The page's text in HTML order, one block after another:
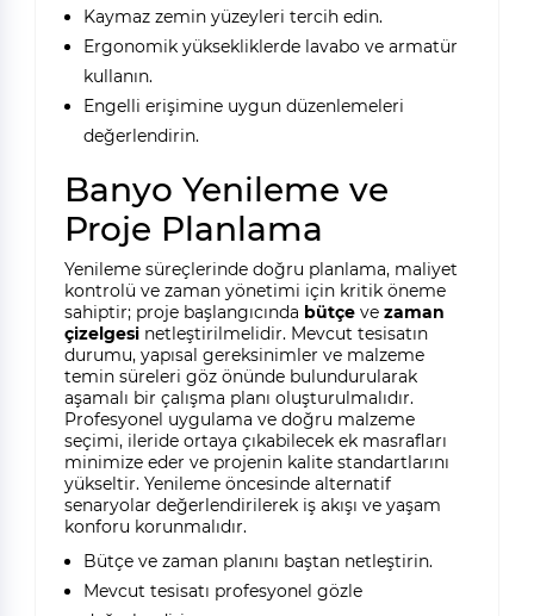
Kaymaz zemin yüzeyleri tercih edin.
Ergonomik yüksekliklerde lavabo ve armatür
kullanın.
Engelli erişimine uygun düzenlemeleri
değerlendirin.
Banyo Yenileme ve
Proje Planlama
Yenileme süreçlerinde doğru planlama, maliyet
kontrolü ve zaman yönetimi için kritik öneme
sahiptir; proje başlangıcında bütçeve zaman
çizelgesinetleştirilmelidir. Mevcut tesisatın
durumu, yapısal gereksinimler ve malzeme
temin süreleri göz önünde bulundurularak
aşamalı bir çalışma planı oluşturulmalıdır.
Profesyonel uygulama ve doğru malzeme
seçimi, ileride ortaya çıkabilecek ek masrafları
minimize eder ve projenin kalite standartlarını
yükseltir. Yenileme öncesinde alternatif
senaryolar değerlendirilerek iş akışı ve yaşam
konforu korunmalıdır.
Bütçe ve zaman planını baştan netleştirin.
Mevcut tesisatı profesyonel gözle